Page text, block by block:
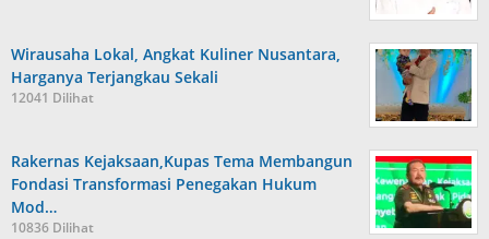
Wirausaha Lokal, Angkat Kuliner Nusantara,
Harganya Terjangkau Sekali
12041 Dilihat
Rakernas Kejaksaan,Kupas Tema Membangun
Fondasi Transformasi Penegakan Hukum
Mod…
10836 Dilihat